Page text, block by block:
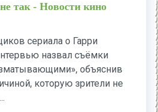
так - Новости кино
сериала о Гарри
назвал съёмки
объяснив
которую зрители не